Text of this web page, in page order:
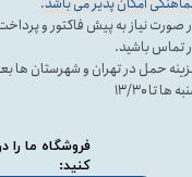
فروشگاه ما را
کنید:
تماس باشید.
حمل در تهران و شهرستان ها
ها تا ۱۳/۳۰